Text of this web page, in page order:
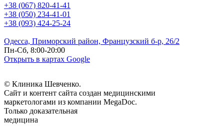
+38 (067) 820-41-41
+38 (050) 234-41-01
+38 (093) 424-25-24
Одесса, Приморский район, Французский б-р, 26/2
Пн-Сб, 8:00-20:00
Открыть в картах Google
© Клиника Шевченко.
Сайт и контент сайта создан медицинскими
маркетологами из компании MegaDoc.
Только доказательная
медицина